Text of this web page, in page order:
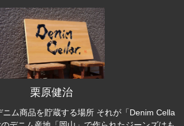
栗原健治
ニム商品を貯蔵する場所 それが「Denim Cella